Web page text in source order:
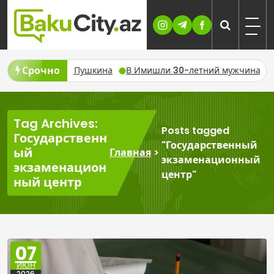
Skip
content
Срочно
Пушкина В Имишли 30-летний мужчина утонул во
Tag Archives:
Государственн
ый
экзаменацион
ный центр
Главная >
Posts tagged
"Государственный
экзаменационный
центр"
07
ИЮН